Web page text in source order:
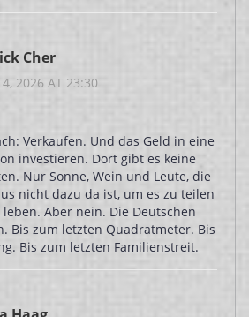
Cher
2026 AT 23:30
Verkaufen. Und das Geld in eine
investieren. Dort gibt es keine
Nur Sonne, Wein und Leute, die
nicht dazu da ist, um es zu teilen
Aber nein. Die Deutschen
Bis zum letzten Quadratmeter. Bis
Bis zum letzten Familienstreit.